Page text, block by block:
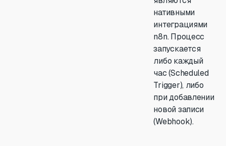
нативными
интеграциями
n8n. Процесс
запускается
либо каждый
час (Scheduled
Trigger), либо
при добавлении
новой записи
(Webhook).